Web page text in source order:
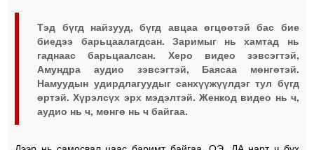
Тэд бүгд найзууд, бүгд авцаа өгцөөтэй бас бие
биедээ барьцаалагдсан. Заримыг нь хамтад нь
гаднаас барьцаалсан. Херо видео зэвсэгтэй,
Амундра аудио зэвсэгтэй, Баясаа мөнгөтэй.
Намуудын удирдлагуудыг санхүүжүүлдэг тул бүгд
өртэй. Хүрэлсүх эрх мэдэлтэй. Женкод видео нь ч,
аудио нь ч, мөнгө нь ч байгаа.